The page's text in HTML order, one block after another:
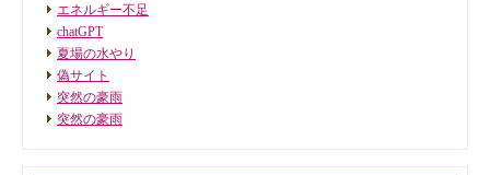
エネルギー不足
chatGPT
夏場の水やり
偽サイト
突然の豪雨
突然の豪雨